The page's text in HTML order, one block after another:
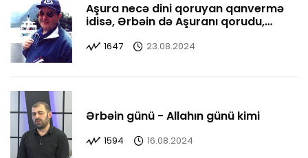
Aşura necə dini qoruyan qanvermə
idisə, Ərbəin də Aşuranı qorudu,
1647 23.08.2024
Ərbəin günü - Allahın günü kimi
1594 16.08.2024